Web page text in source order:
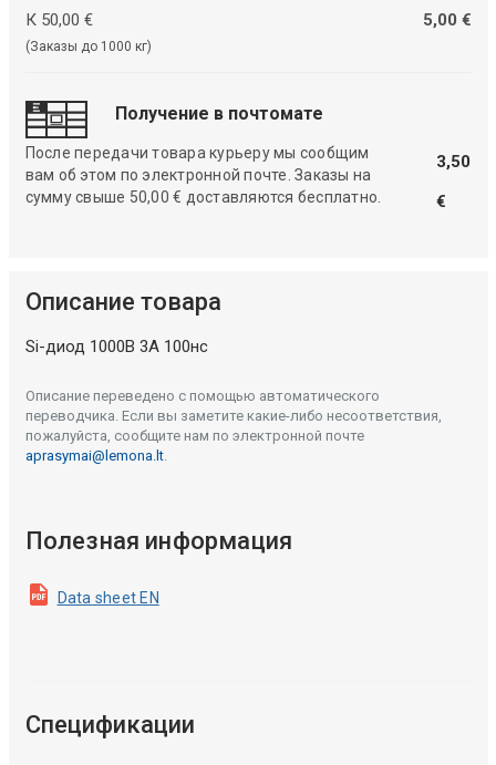
К 50,00 €
(Заказы до 1000 кг)
5,00 €
Получение в почтомате
После передачи товара курьеру мы сообщим
вам об этом по электронной почте. Заказы на
сумму свыше 50,00 € доставляются бесплатно.
3,50
€
Описание товара
Si-диод 1000В 3А 100нс
Описание переведено с помощью автоматического
переводчика. Если вы заметите какие-либо несоответствия,
пожалуйста, сообщите нам по электронной почте
aprasymai@lemona.lt.
Полезная информация
Data sheet EN
Спецификации